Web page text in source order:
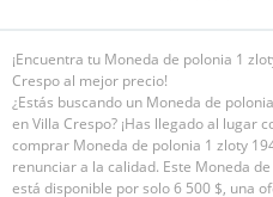
¡Encuentra tu Moneda de polonia 1
Crespo al mejor precio!
¿Estás buscando un Moneda de
en Villa Crespo? ¡Has llegado al lugar
comprar Moneda de polonia 1 zloty
renunciar a la calidad. Este Moneda
está disponible por solo 6 500 $, una